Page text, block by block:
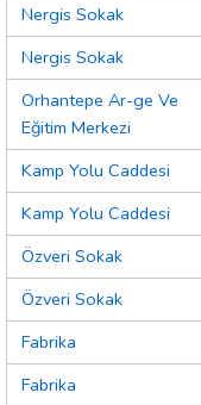
Nergis Sokak
Nergis Sokak
Orhantepe Ar-ge Ve
Eğitim Merkezi
Kamp Yolu Caddesi
Kamp Yolu Caddesi
Özveri Sokak
Özveri Sokak
Fabrika
Fabrika